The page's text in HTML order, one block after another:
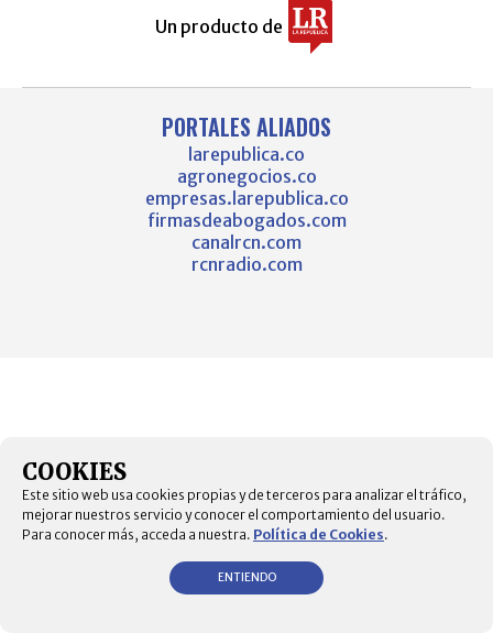
Un producto de
PORTALES ALIADOS
larepublica.co
agronegocios.co
empresas.larepublica.co
firmasdeabogados.com
canalrcn.com
rcnradio.com
COOKIES
Este sitio web usa cookies propias y de terceros para analizar el tráfico,
mejorar nuestros servicio y conocer el comportamiento del usuario.
Para conocer más, acceda a nuestra. Política de Cookies.
ENTIENDO